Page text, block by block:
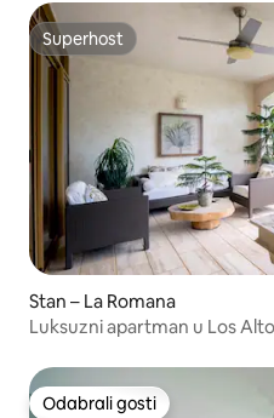
Superhost
Superhost
Stan – La Romana
Luksuzni apartman u Los
Odabrali gosti